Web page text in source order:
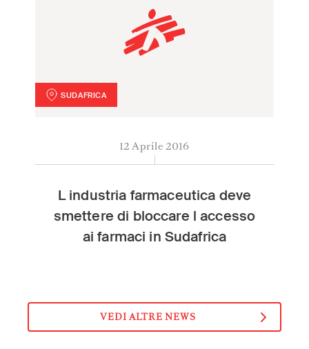
SUDAFRICA
12 Aprile 2016
L industria farmaceutica deve
smettere di bloccare l accesso
ai farmaci in Sudafrica
VEDI ALTRE NEWS